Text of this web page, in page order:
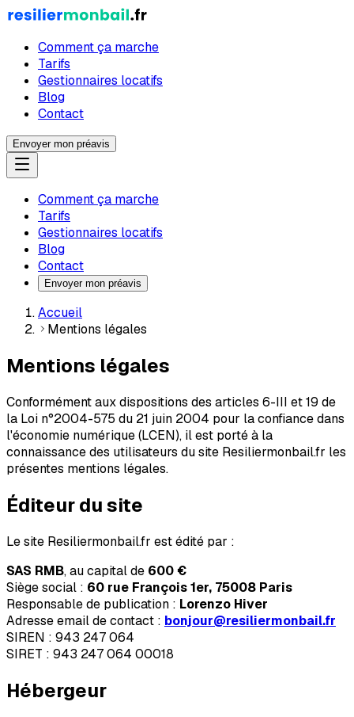
Comment ça marche
Tarifs
Gestionnaires locatifs
Blog
Contact
Envoyer mon préavis
Comment ça marche
Tarifs
Gestionnaires locatifs
Blog
Contact
Envoyer mon préavis
Accueil
Mentions légales
Mentions légales
Conformément aux dispositions des articles 6-III et 19 de
la Loi n°2004-575 du 21 juin 2004 pour la confiance dans
l'économie numérique (LCEN), il est porté à la
connaissance des utilisateurs du site Resiliermonbail.fr les
présentes mentions légales.
Éditeur du site
Le site Resiliermonbail.fr est édité par :
SAS RMB, au capital de 600 €
Siège social : 60 rue François 1er, 75008 Paris
Responsable de publication : Lorenzo Hiver
Adresse email de contact : bonjour@resiliermonbail.fr
SIREN : 943 247 064
SIRET : 943 247 064 00018
Hébergeur